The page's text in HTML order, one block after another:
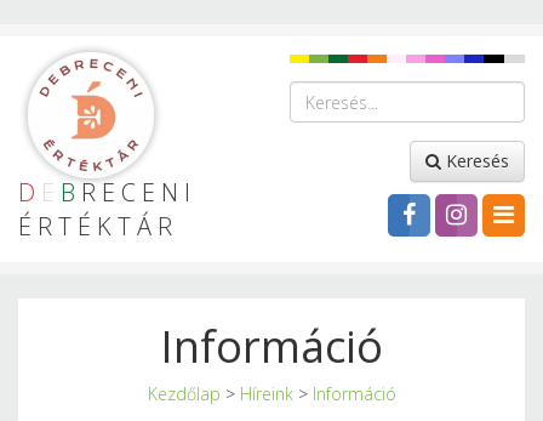
D E B RECENI
ÉRTÉKTÁR
Keresés
Információ
Kezdőlap > Híreink> Információ